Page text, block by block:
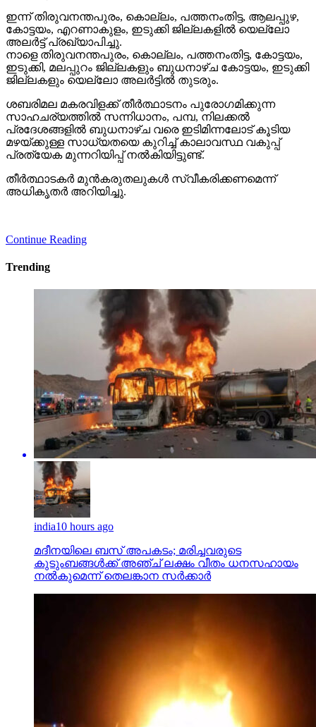
ഇന്ന് തിരുവനന്തപുരം, കൊല്ലം, പത്തനംതിട്ട, ആലപ്പുഴ,
കോട്ടയം, എറണാകുളം, ഇടുക്കി ജില്ലകളില്‍ യെല്ലോ
അലര്‍ട്ട് പ്രഖ്യാപിച്ചു.
നാളെ തിരുവനന്തപുരം, കൊല്ലം, പത്തനംതിട്ട, കോട്ടയം,
ഇടുക്കി, മലപ്പുറം ജില്ലകളും ബുധനാഴ്ച കോട്ടയം, ഇടുക്കി
ജില്ലകളും യെല്ലോ അലര്‍ട്ടില്‍ തുടരും.
ശബരിമല മകരവിളക്ക് തീര്‍ത്ഥാടനം പുരോഗമിക്കുന്ന
സാഹചര്യത്തില്‍ സന്നിധാനം, പമ്പ, നിലക്കല്‍
പ്രദേശങ്ങളില്‍ ബുധനാഴ്ച വരെ ഇടിമിന്നലോട് കൂടിയ
മഴയ്ക്കുള്ള സാധ്യതയെ കുറിച്ച് കാലാവസ്ഥ വകുപ്പ്
പ്രത്യേക മുന്നറിയിപ്പ് നല്‍കിയിട്ടുണ്ട്.
തീര്‍ത്ഥാടകര്‍ മുന്‍കരുതലുകള്‍ സ്വീകരിക്കണമെന്ന്
അധികൃതര്‍ അറിയിച്ചു.
Continue Reading
Trending
india10 hours ago
മദീനയിലെ ബസ് അപകടം; മരിച്ചവരുടെ
കുടുംബങ്ങള്‍ക്ക് അഞ്ച് ലക്ഷം വീതം ധനസഹായം
നല്‍കുമെന്ന് തെലങ്കാന സര്‍ക്കാര്‍